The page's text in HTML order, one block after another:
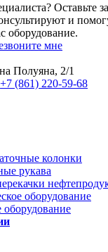
Оставьте
и
оборудование.
мне
Полуяна, 2/1
+7 (861) 220-59-68
колонки
рукава
оборудование
оборудование